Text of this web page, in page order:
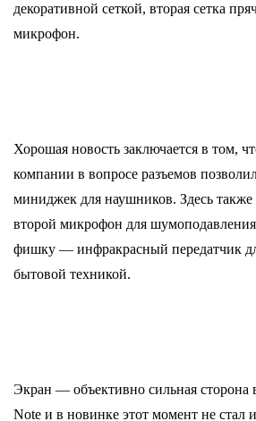
декоративной сеткой, вторая сетка
микрофон.
Хорошая новость заключается в том,
компании в вопросе разъемов
миниджек для наушников. Здесь
второй микрофон для
фишку — инфракрасный передатчик
бытовой техникой.
Экран — объективно сильная сторона
Note и в новинке этот момент не стал